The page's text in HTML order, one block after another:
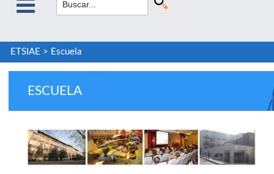
ETSIAE > Escuela
ESCUELA